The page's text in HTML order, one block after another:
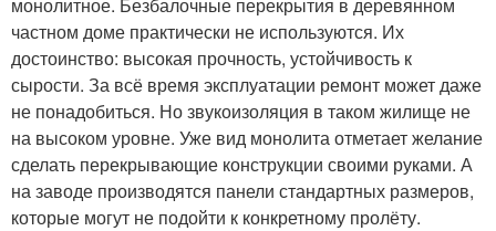
частном доме практически не используются. Их
достоинство: высокая прочность, устойчивость к
сырости. За всё время эксплуатации ремонт может даже
не понадобиться. Но звукоизоляция в таком жилище не
на высоком уровне. Уже вид монолита отметает желание
сделать перекрывающие конструкции своими руками. А
на заводе производятся панели стандартных размеров,
которые могут не подойти к конкретному пролёту.